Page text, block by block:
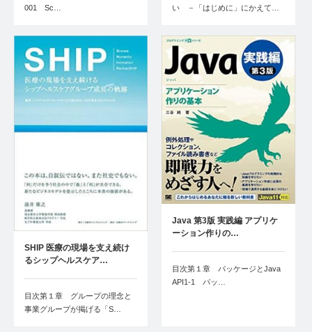
001 Sc…
い －「はじめに」にかえて…
SHIP 医療の現場を支え続け
るシップヘルスケア…
目次第１章 グループの理念と
事業グループが掲げる「S…
Java 第3版 実践編 アプリケ
ーション作りの…
目次第１章 パッケージとJava
API1-1 パッ…